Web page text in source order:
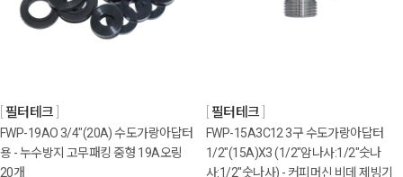
필터테크
FWP-19AO 3/4"(20A) 수도가랑아답터
용 - 누수방지 고무패킹 중형 19A오링
20개
필터테크
FWP-15A3C12 3구 수도가랑아답터
1/2"(15A)X3 (1/2"암나사:1/2"숫나
사:1/2"숫나사) - 커피머신 비데 제빙기